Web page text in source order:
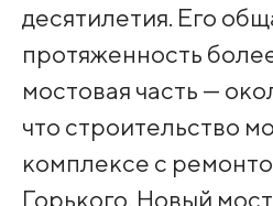
десятилетия. Его
протяженность
мостовая часть —
что строительство
комплексе с
Горького. Новый